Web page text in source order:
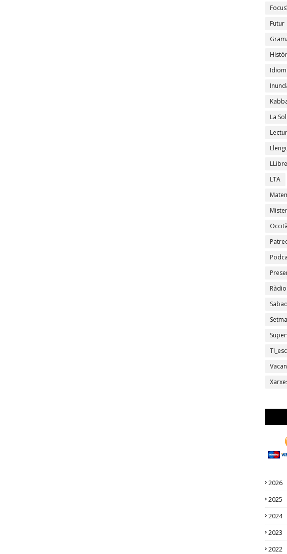
Futur
La
LTA
Ràdio
2026
2025
2024
2023
2022